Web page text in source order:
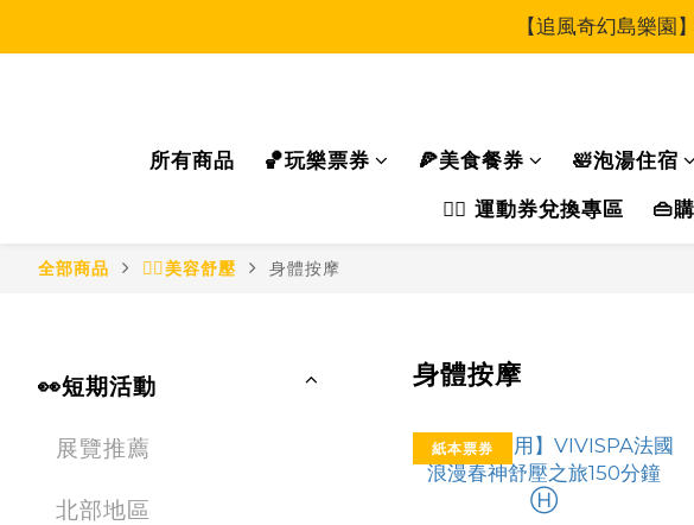
【追風奇幻島樂
所有商品 🏀玩樂票券 🍕美食餐券 🛀泡湯住宿
🏃‍♂️ 運動券兌換專區 👜
全部商品 🧖‍♀美容舒壓 身體按摩
👀短期活動
展覽推薦
北部地區
身體按摩
紙本票券